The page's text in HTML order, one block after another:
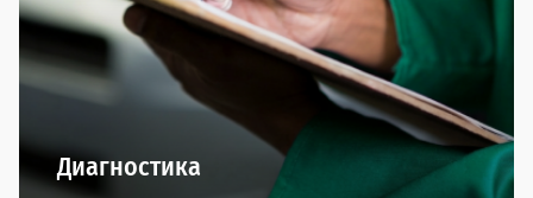
Диагностика